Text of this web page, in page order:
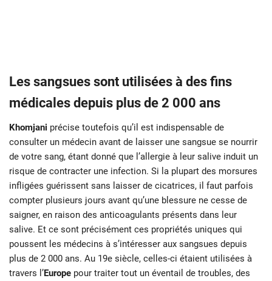
Les sangsues sont utilisées à des fins
médicales depuis plus de 2 000 ans
Khomjani précise toutefois qu’il est indispensable de
consulter un médecin avant de laisser une sangsue se nourrir
de votre sang, étant donné que l’allergie à leur salive induit un
risque de contracter une infection. Si la plupart des morsures
infligées guérissent sans laisser de cicatrices, il faut parfois
compter plusieurs jours avant qu’une blessure ne cesse de
saigner, en raison des anticoagulants présents dans leur
salive. Et ce sont précisément ces propriétés uniques qui
poussent les médecins à s’intéresser aux sangsues depuis
plus de 2 000 ans. Au 19e siècle, celles-ci étaient utilisées à
travers l’Europe pour traiter tout un éventail de troubles, des